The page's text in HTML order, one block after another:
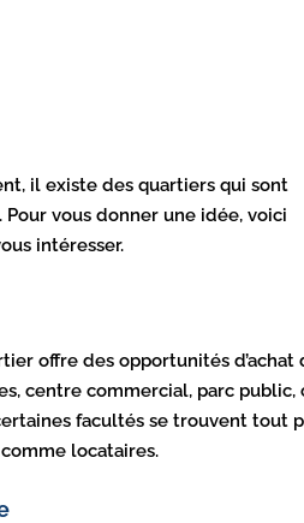
il existe des quartiers qui sont
vous donner une idée, voici
intéresser.
offre des opportunités d’achat
centre commercial, parc public,
facultés se trouvent tout
locataires.